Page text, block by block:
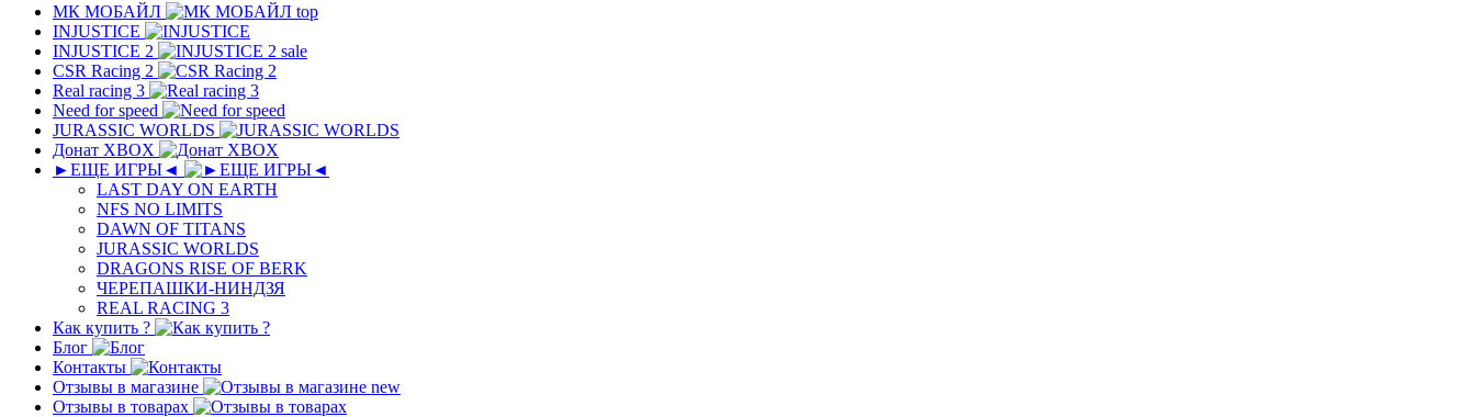
МК MОБAЙЛ
top
INJUSTICE
INJUSTICE 2
sale
CSR Racing 2
Real racing 3
Need for speed
JURASSIC WORLDS
Донат XBOX
►ЕЩЕ ИГРЫ◄
LAST DAY ON EARTH
NFS NO LIMITS
DAWN OF TITANS
JURASSIC WORLDS
DRAGONS RISE OF BERK
ЧЕРЕПАШКИ-НИНДЗЯ
REAL RACING 3
Как купить ?
Блог
Контакты
Отзывы в магазине
new
Отзывы в товарах